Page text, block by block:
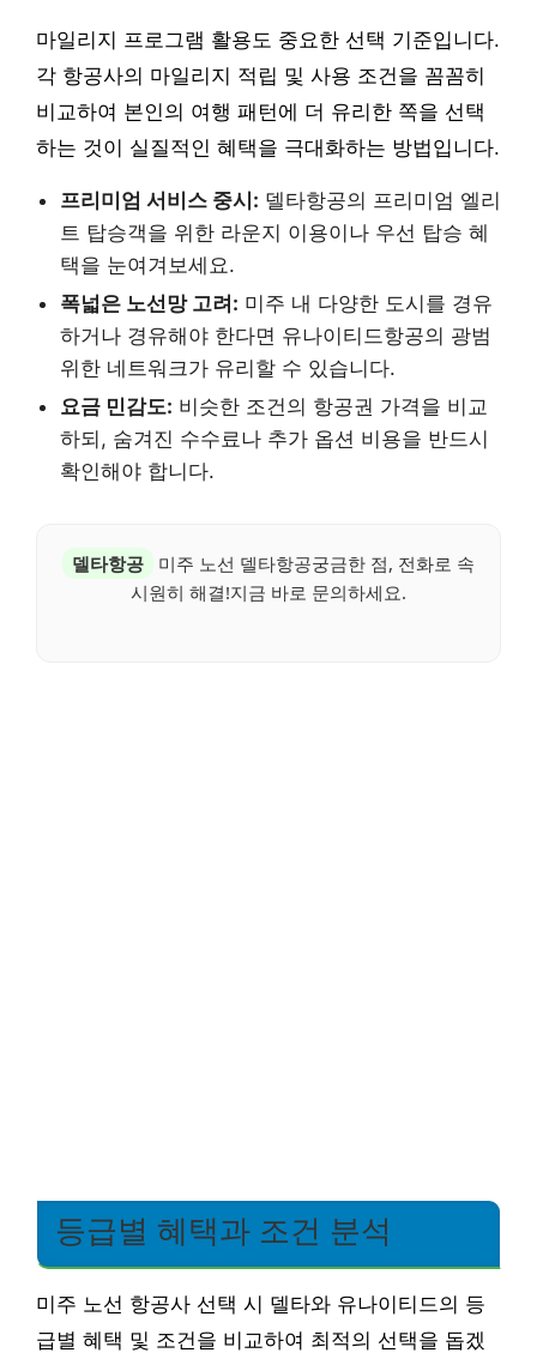
마일리지 프로그램 활용도 중요한 선택 기준입니다.
각 항공사의 마일리지 적립 및 사용 조건을 꼼꼼히
비교하여 본인의 여행 패턴에 더 유리한 쪽을 선택
하는 것이 실질적인 혜택을 극대화하는 방법입니다.
프리미엄 서비스 중시: 델타항공의 프리미엄 엘리
트 탑승객을 위한 라운지 이용이나 우선 탑승 혜
택을 눈여겨보세요.
폭넓은 노선망 고려: 미주 내 다양한 도시를 경유
하거나 경유해야 한다면 유나이티드항공의 광범
위한 네트워크가 유리할 수 있습니다.
요금 민감도: 비슷한 조건의 항공권 가격을 비교
하되, 숨겨진 수수료나 추가 옵션 비용을 반드시
확인해야 합니다.
델타항공
미주 노선 델타항공궁금한 점, 전화로 속
시원히 해결!지금 바로 문의하세요.
등급별 혜택과 조건 분석
미주 노선 항공사 선택 시 델타와 유나이티드의 등
급별 혜택 및 조건을 비교하여 최적의 선택을 돕겠